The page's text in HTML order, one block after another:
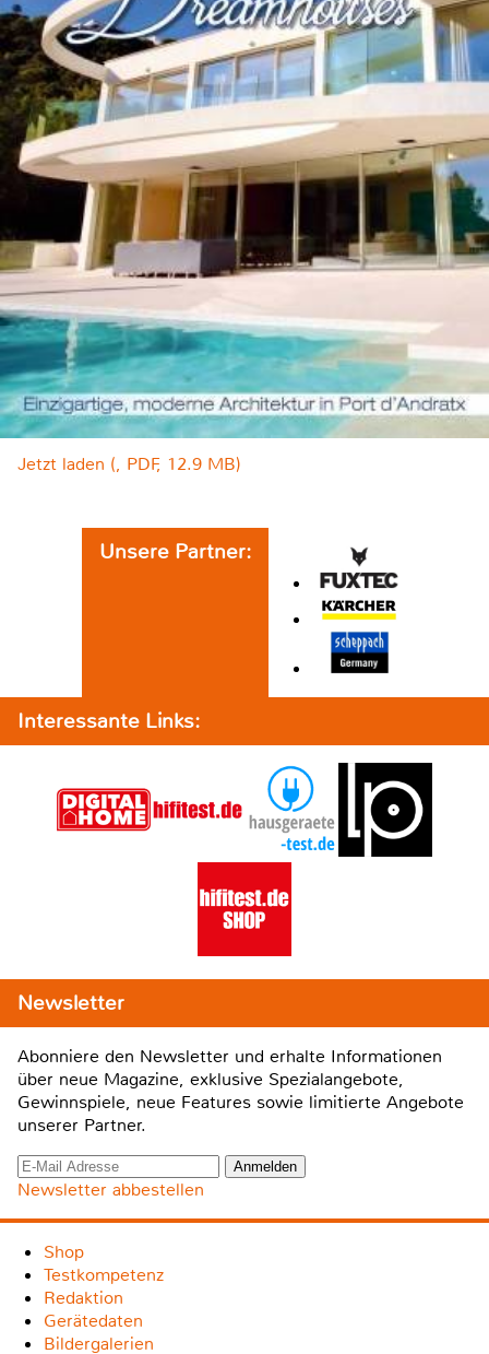
Jetzt laden (, PDF, 12.9 MB)
Unsere Partner:
Interessante Links:
Newsletter
Abonniere den Newsletter und erhalte Informationen
über neue Magazine, exklusive Spezialangebote,
Gewinnspiele, neue Features sowie limitierte Angebote
unserer Partner.
Newsletter abbestellen
Shop
Testkompetenz
Redaktion
Gerätedaten
Bildergalerien